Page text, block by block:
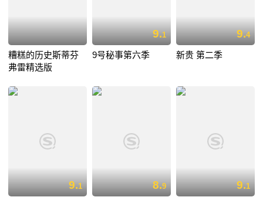
糟糕的历史斯蒂芬
弗雷精选版
9.1
9号秘事第六季
9.4
新贵 第二季
9.1 8.9 9.1